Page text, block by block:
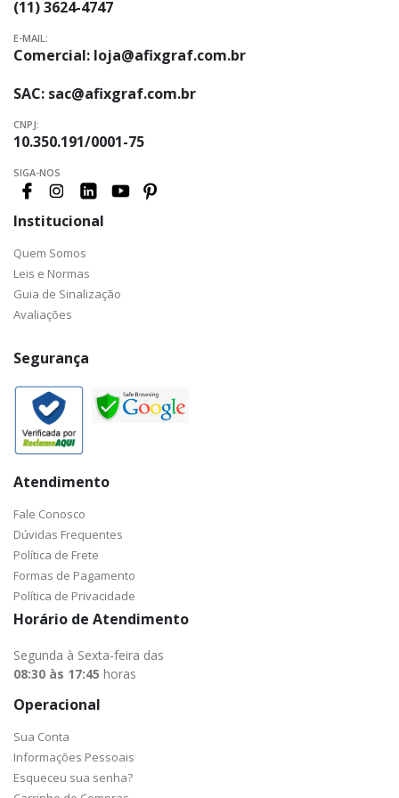
(11) 3624-4747
E-MAIL:
Comercial: loja@afixgraf.com.br
SAC: sac@afixgraf.com.br
CNPJ:
10.350.191/0001-75
SIGA-NOS
Institucional
Quem Somos
Leis e Normas
Guia de Sinalização
Avaliações
Segurança
Atendimento
Fale Conosco
Dúvidas Frequentes
Política de Frete
Formas de Pagamento
Política de Privacidade
Horário de Atendimento
Segunda à Sexta-feira das
08:30 às 17:45 horas
Operacional
Sua Conta
Informações Pessoais
Esqueceu sua senha?